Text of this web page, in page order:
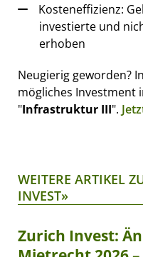
Kosteneffizienz:
investierte und
erhoben
Neugierig geworden?
mögliches Investment
"Infrastruktur III".
WEITERE ARTIKEL
INVEST»
Zurich Invest: